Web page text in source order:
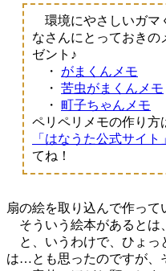
環境にやさしいガマ
なさんにとっておきの
ゼント♪
・ がまくんメモ
・ 苦虫がまくんメモ
・ 町子ちゃんメモ
ペリペリメモの作り方
「はなうた公式サイト」
てね！
扇の絵を取り込んで作って
そういう絵本があるとは
と、いうわけで、ひょっ
は…とも思ったのですが、